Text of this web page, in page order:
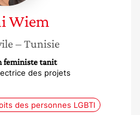
Wiem
– Tunisie
feministe tanit
des projets
des personnes LGBTI